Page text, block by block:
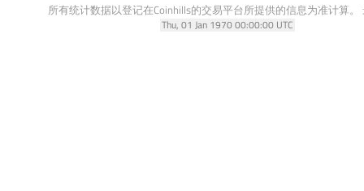
所有统计数据以登记在Coinhills的交易平台所提供的信息为准计算。
Thu, 01 Jan 1970 00:00:00 UTC